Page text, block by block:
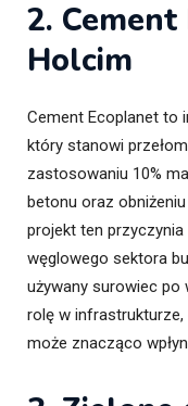
2.
Holcim
Cement Ecoplanet to
który stanowi
zastosowaniu 10%
betonu oraz
projekt ten
węglowego sektora
używany surowiec po
rolę w
może znacząco